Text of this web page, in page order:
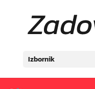
Izbornik